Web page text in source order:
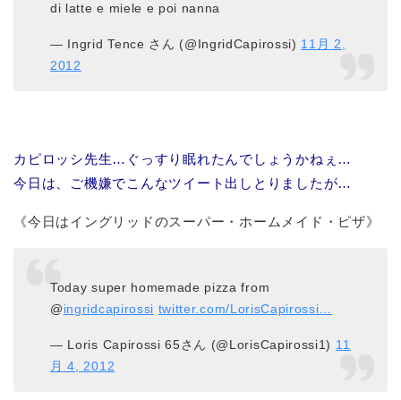
di latte e miele e poi nanna
— Ingrid Tence さん (@IngridCapirossi) 11月 2,
2012
カピロッシ先生…ぐっすり眠れたんでしょうかねぇ…
今日は、ご機嫌でこんなツイート出しとりましたが…
《今日はイングリッドのスーパー・ホームメイド・ピザ》
Today super homemade pizza from
@ ingridcapirossi twitter.com/LorisCapirossi…
— Loris Capirossi 65さん (@LorisCapirossi1) 11
月 4, 2012